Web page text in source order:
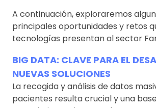
A continuación, exploraremos
principales oportunidades y retos
tecnologías presentan al sector
BIG DATA: CLAVE PARA EL
NUEVAS SOLUCIONES
La recogida y análisis de datos
pacientes resulta crucial y una